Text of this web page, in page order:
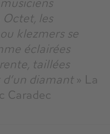
les
klezmers se
éclairées
taillées
diamant» La
Caradec